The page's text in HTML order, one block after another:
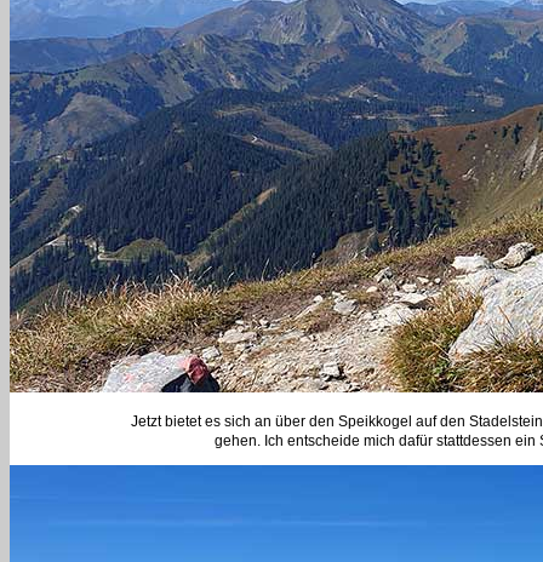
Jetzt bietet es sich an über den Speikkogel auf den
gehen. Ich entscheide mich dafür stattdessen